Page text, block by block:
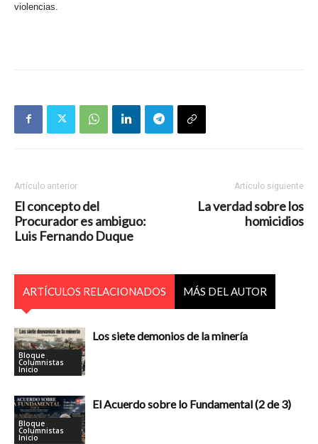
violencias.
Artículo anterior
El concepto del
Procurador es ambiguo:
Luis Fernando Duque
Artículo siguiente
La verdad sobre los
homicidios
ARTÍCULOS RELACIONADOS MÁS DEL AUTOR
Bloque
Columnistas
Inicio
Los siete demonios de la minería
Bloque
Columnistas
Inicio
El Acuerdo sobre lo Fundamental (2 de 3)